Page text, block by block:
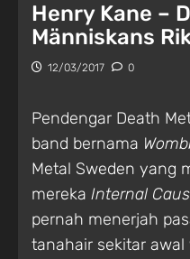
Henry Kane –
Människans
12/03/2017 0
Pendengar Death
band bernama
Metal Sweden yang
mereka Internal
pernah menerjah
tanahair sekitar awal